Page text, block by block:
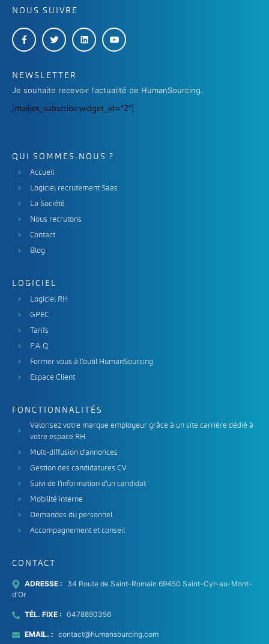
NOUS SUIVRE
NEWSLETTER
Je souhaite recevoir l'actualité de HumanSourcing.
[mailjet_subscribe widget_id="2"]
QUI SOMMES-NOUS ?
Accueil
Logiciel recrutement Saas
La Société
Nous recrutons
Contact
Blog
LOGICIEL
Logiciel RH
GPEC
Tarifs
F.A.Q.
Former vous à l’outil HumanSourcing
Espace Client
FONCTIONNALITÉS
Valorisez votre marque employeur grâce à un site carrière dédié à
votre espace RH
Multi-diffusion d’annonces
Gestion des candidatures CV
Suivi de l’information d’un candidat
Mobilité interne
Demandes du personnel
Accompagnement et conseil
CONTACT
ADRESSE :
34 Route de Saint-Romain 69450 Saint-Cyr-au-Mont-
d'Or
TÉL. FIXE : 0478890356
EMAIL. : contact@humansourcing.com